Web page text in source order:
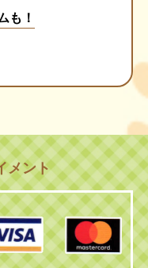
も！
メント